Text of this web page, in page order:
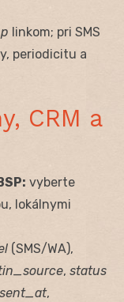
linkom; pri SMS
periodicitu a
CRM a
vyberte
lokálnymi
(SMS/WA),
, status
,